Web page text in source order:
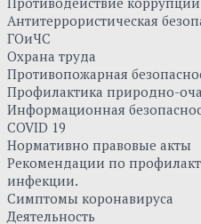
Антитеррористическая
ГОиЧС
Охрана труда
Противопожарная
Профилактика природно-
Информационная
COVID 19
Нормативно правовые акты
Рекомендации по
инфекции.
Симптомы коронавируса
Деятельность